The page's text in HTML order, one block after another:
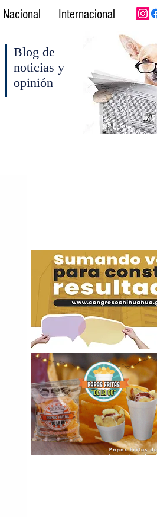
Nacional Internacional
Blog de
noticias y
opinión